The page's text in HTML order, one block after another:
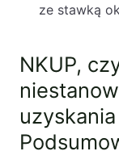
ze stawką
NKUP,